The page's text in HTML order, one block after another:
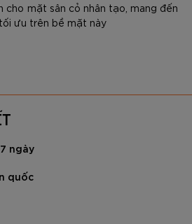
cho mặt sân cỏ nhân tạo, mang đến
ưu trên bề mặt này
ngày
quốc